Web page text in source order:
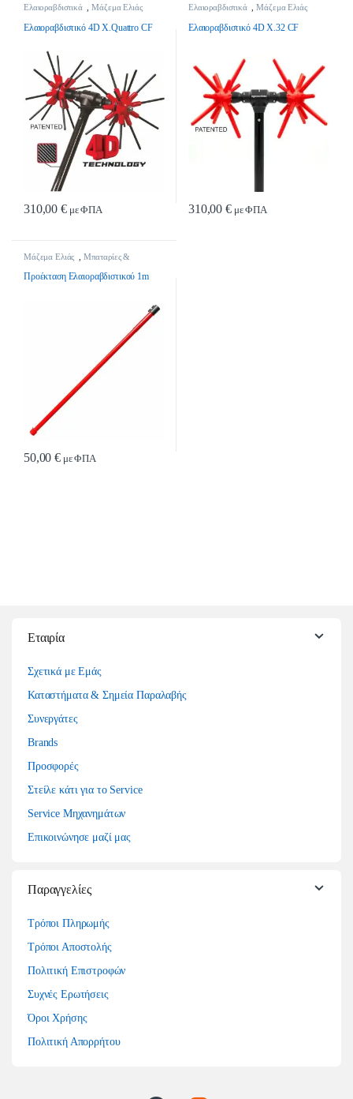
Ελαιοραβδιστικά ,Μάζεμα Ελιάς
Ελαιοραβδιστικό 4D X.Quattro CF
310,00€με ΦΠΑ
Ελαιοραβδιστικά ,Μάζεμα Ελιάς
Ελαιοραβδιστικό 4D X.32 CF
310,00€με ΦΠΑ
Μάζεμα Ελιάς
Μπαταρίες &
Προέκταση Ελαιοραβδιστικού 1m
50,00€ με ΦΠΑ
Εταιρία
Σχετικά με Εμάς
Καταστήματα & Σημεία Παραλαβής
Συνεργάτες
Brands
Προσφορές
Στείλε κάτι για το Service
Service Μηχανημάτων
Επικοινώνησε μαζί μας
Παραγγελίες
Τρόποι Πληρωμής
Τρόποι Αποστολής
Πολιτική Επιστροφών
Συχνές Ερωτήσεις
Όροι Χρήσης
Πολιτική Απορρήτου